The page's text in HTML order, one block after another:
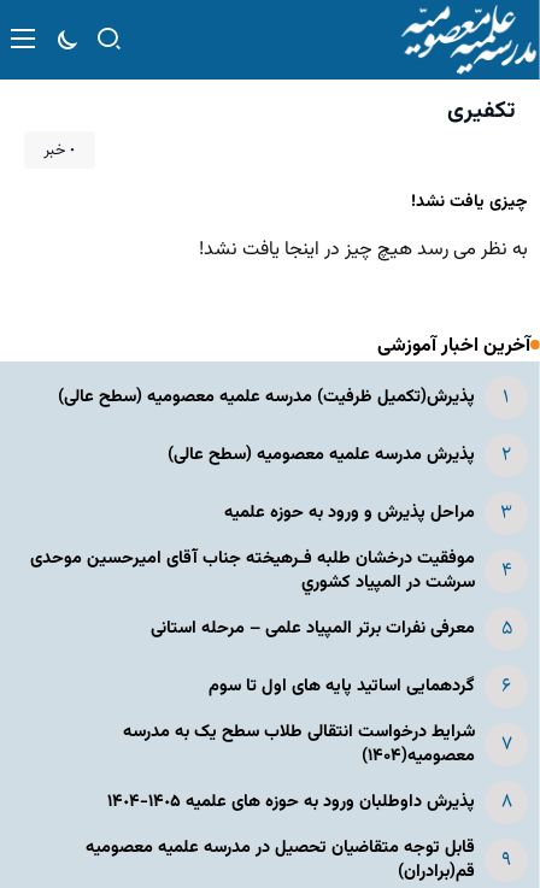
تکفیری
۰ خبر
چیزی یافت نشد!
به نظر می رسد هیچ چیز در اینجا یافت نشد!
آخرین اخبار آموزشی
پذیرش(تکمیل ظرفیت) مدرسه علمیه معصومیه‌ (سطح عالی)
پذیرش مدرسه علمیه معصومیه‌ (سطح عالی)
مراحل پذیرش و ورود به حوزه علمیه
موفقیت درخشان طلبه فـرهیخته جناب آقای امیرحسین موحدی
سرشت در المپياد كشوري
معرفی نفرات برتر المپیاد علمی – مرحله استانی
گردهمایی اساتید پایه های اول تا سوم
شرایط درخواست انتقالی طلاب سطح یک به مدرسه
معصومیه(۱۴۰۴)
پذیرش داوطلبان ورود به حوزه های علمیه ١۴٠۵-١۴٠۴
قابل توجه متقاضیان تحصیل در مدرسه علمیه معصومیه
قم(برادران)